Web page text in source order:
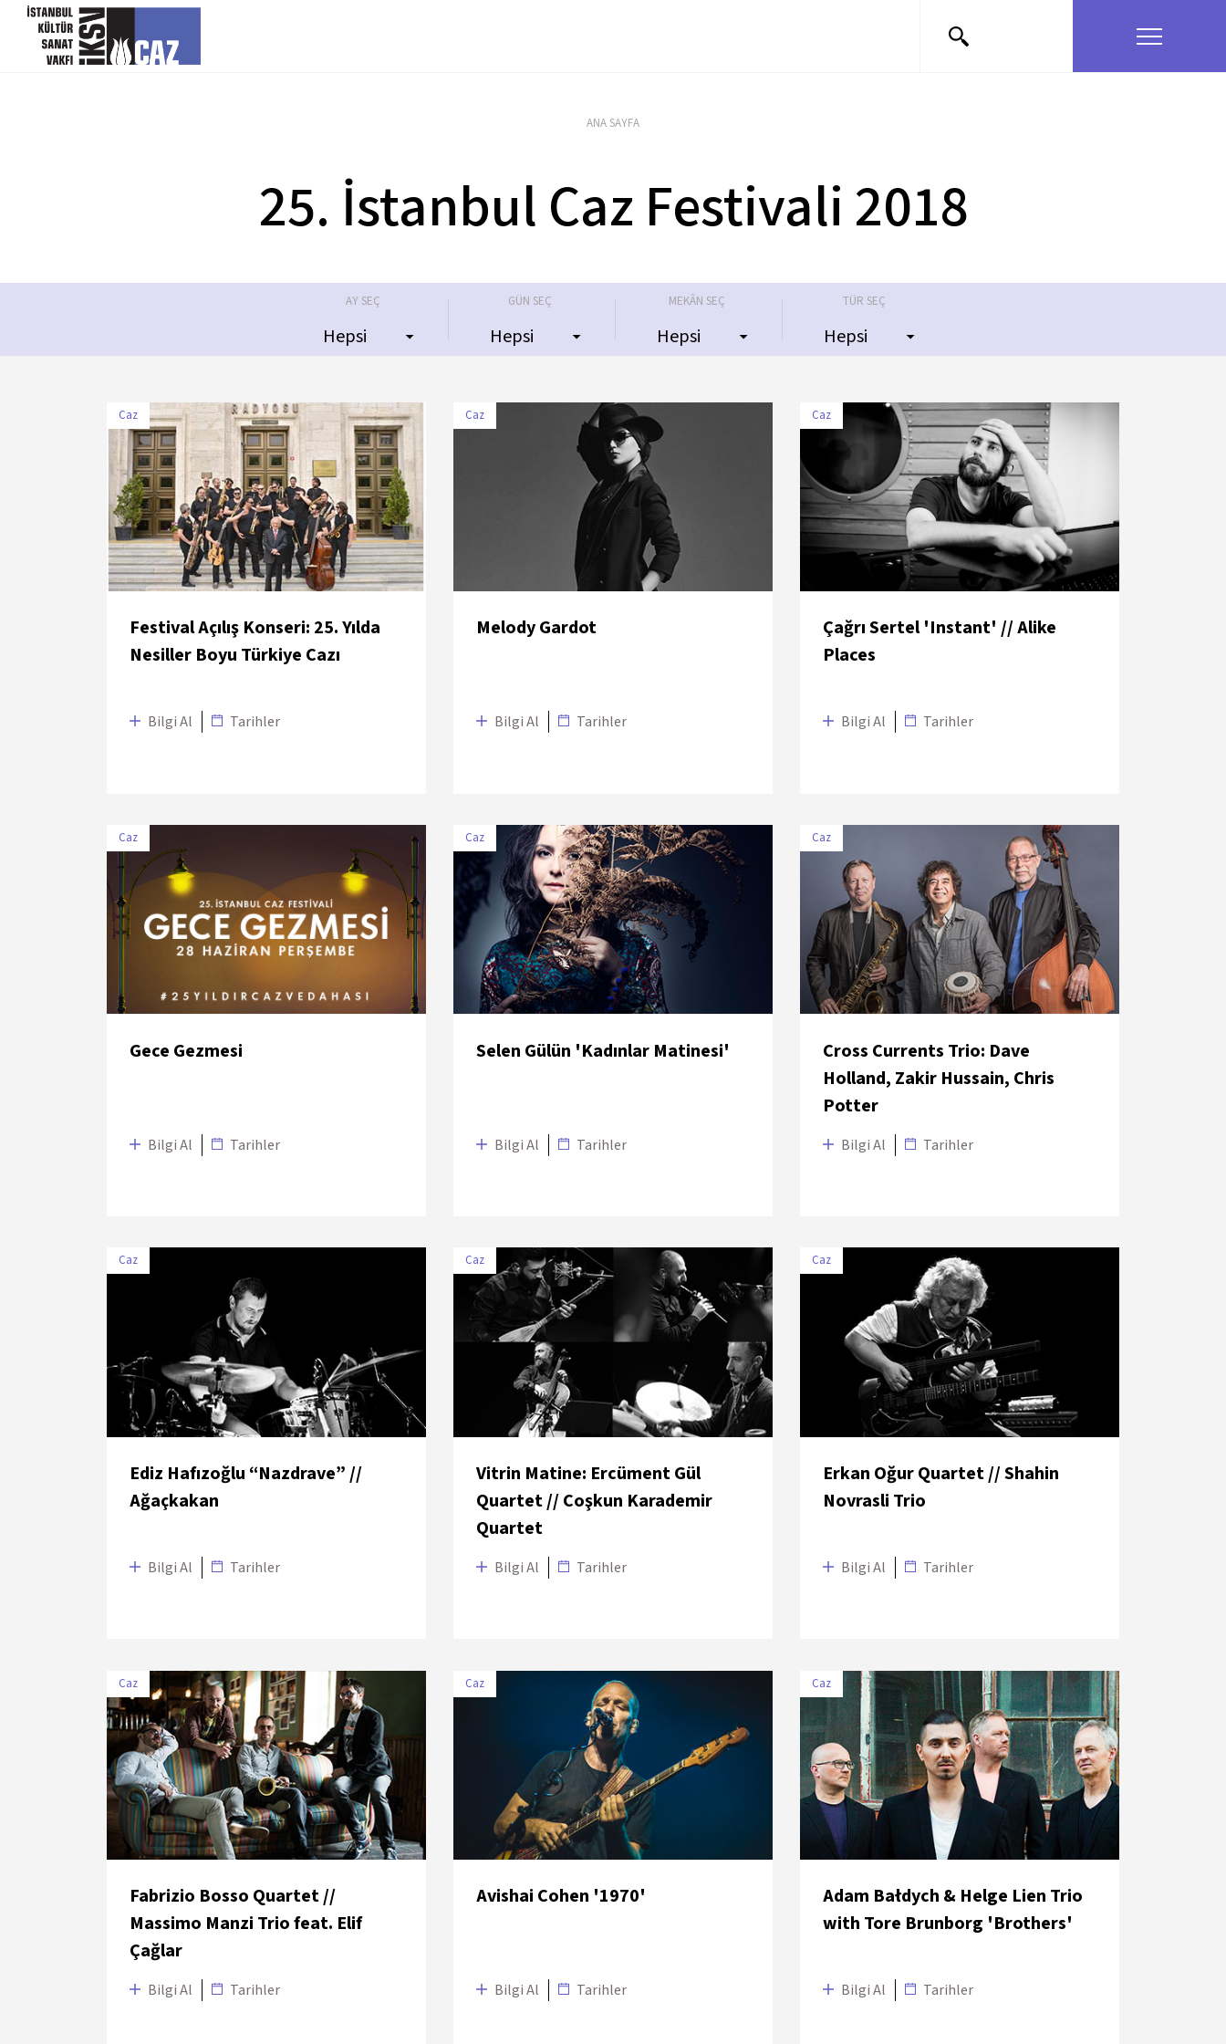
içeriği atla
ANA SAYFA
25. İstanbul Caz Festivali 2018
AY SEÇ GÜN SEÇ MEKÂN SEÇ TÜR SEÇ
TARİH
Caz
Festival Açılış Konseri: 25. Yılda
Nesiller Boyu Türkiye Cazı
Bilgi Al Tarihler
Caz
Melody Gardot
Bilgi Al Tarihler
Caz
Çağrı Sertel 'Instant' // Alike
Places
Bilgi Al Tarihler
TARİH MEKÂN
28 Haziran 2018 Kadıköy - Moda
Caz
Gece Gezmesi
Bilgi Al Tarihler
MEKÂN
Zorlu PSM Drama
Sahnesi
Caz
Selen Gülün 'Kadınlar Matinesi'
Bilgi Al Tarihler
MEKÂN
29 Haziran 2018 Zorlu PSM Ana Tiyatro
Caz
Cross Currents Trio: Dave
Holland, Zakir Hussain, Chris
Potter
Bilgi Al Tarihler
TARİH MEKÂN
29 Haziran 2018 Zorlu PSM STUDIO
Caz
Ediz Hafızoğlu “Nazdrave” //
Ağaçkakan
Bilgi Al Tarihler
TARİH MEKÂN
30 Haziran 2018 Salon İKSV
Caz
Vitrin Matine: Ercüment Gül
Quartet // Coşkun Karademir
Quartet
Bilgi Al Tarihler
TARİH MEKÂN
30 Haziran
2018
Sakıp Sabancı Müzesi
Fıstıklı Teras
Caz
Erkan Oğur Quartet // Shahin
Novrasli Trio
Bilgi Al Tarihler
MEKÂN
2 Temmuz 2018 Venedik Sarayı Bahçesi
Caz
Fabrizio Bosso Quartet //
Massimo Manzi Trio feat. Elif
Çağlar
Bilgi Al Tarihler
TARİH MEKÂN
3 Temmuz
Sultan Park – Swissôtel the
Bosphorus
Caz
Avishai Cohen '1970'
Bilgi Al Tarihler
MEKÂN
4 Temmuz
Sultan Park – Swissôtel the
Bosphorus
Caz
Adam Bałdych & Helge Lien Trio
with Tore Brunborg 'Brothers'
Bilgi Al Tarihler
TARİH MEKÂN
5 Temmuz
2018
Harbiye Cemil Topuzlu Açık
Hava Sahnesi
6 Temmuz 2018 UNIQ Hall
TARİH MEKÂN
6 Temmuz 2018 UNIQ Açık Hava Sahnesi